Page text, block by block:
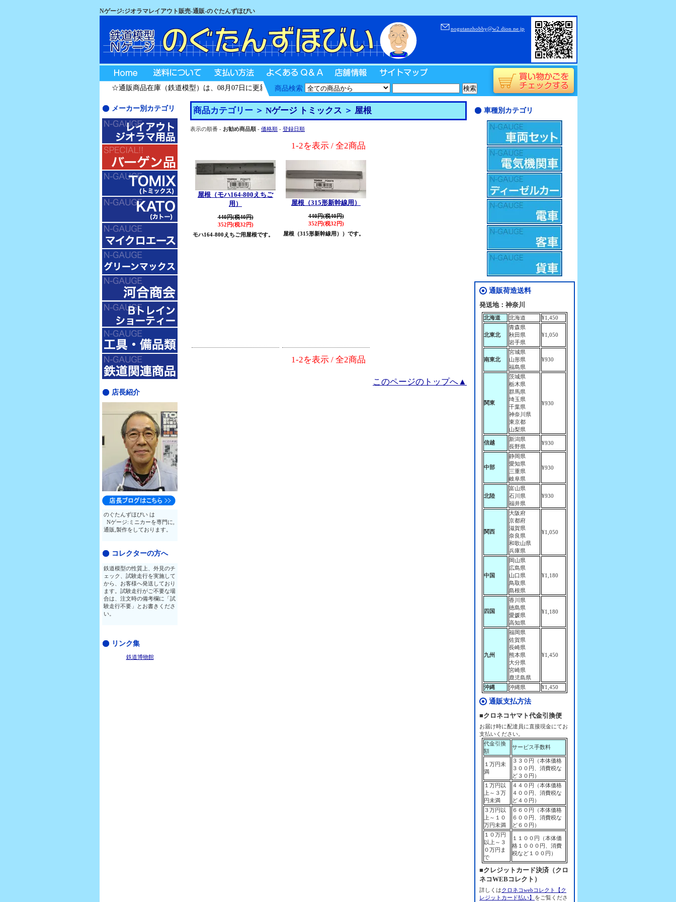
Nゲージ:ジオラマレイアウト販売-通販-のぐたんずほびい
nogutanzhobby@w2.dion.ne.jp
☆通販商品在庫（鉄道模型）は、08月07日に更新 商品検索
商品カテゴリー ＞ Nゲージ トミックス ＞ 屋根
表示の順番 - お勧め商品順 - 価格順 - 登録日順
1-2を表示 / 全2商品
屋根（モハ164-800えちご
用）
440円(税40円)
352円(税32円)
モハ164-800えちご用屋根です。
屋根（315形新幹線用）
440円(税40円)
352円(税32円)
屋根（315形新幹線用））です。
1-2を表示 / 全2商品
このページのトップへ▲
メーカー別カテゴリ
店長紹介
のぐたんずほびい は
Nゲージ:ミニカーを専門に,
通販,製作をしております。
コレクターの方へ
鉄道模型の性質上、外見のチ
ェック、試験走行を実施して
から、お客様へ発送しており
ます。試験走行がご不要な場
合は、注文時の備考欄に「試
験走行不要」とお書きくださ
い。
リンク集
鉄道博物館
車種別カテゴリ
通販荷造送料
発送地：神奈川
北海道 北海道 ¥1,450
北東北
青森県
秋田県
岩手県
¥1,050
南東北
宮城県
山形県
福島県
¥930
関東
茨城県
栃木県
群馬県
埼玉県
千葉県
神奈川県
東京都
山梨県
¥930
信越
新潟県
長野県
¥930
中部
静岡県
愛知県
三重県
岐阜県
¥930
北陸
富山県
石川県
福井県
¥930
関西
大阪府
京都府
滋賀県
奈良県
和歌山県
兵庫県
¥1,050
中国
岡山県
広島県
山口県
鳥取県
島根県
¥1,180
四国
香川県
徳島県
愛媛県
高知県
¥1,180
九州
福岡県
佐賀県
長崎県
熊本県
大分県
宮崎県
鹿児島県
¥1,450
沖縄 沖縄県 ¥1,450
通販支払方法
■クロネコヤマト代金引換便
お届け時に配達員に直接現金にてお
支払いください。
代金引換
額
サービス手数料
１万円未
満
３３０円（本体価格
３００円、消費税な
ど３０円）
１万円以
上～３万
円未満
４４０円（本体価格
４００円、消費税な
ど４０円）
３万円以
上～１０
万円未満
６６０円（本体価格
６００円、消費税な
ど６０円）
１０万円
以上～３
０万円ま
で
１１００円（本体価
格１０００円、消費
税など１００円）
■クレジットカード決済（クロ
ネコWEBコレクト）
詳しくはクロネコwebコレクト【ク
レジットカード払い】 をご覧くださ